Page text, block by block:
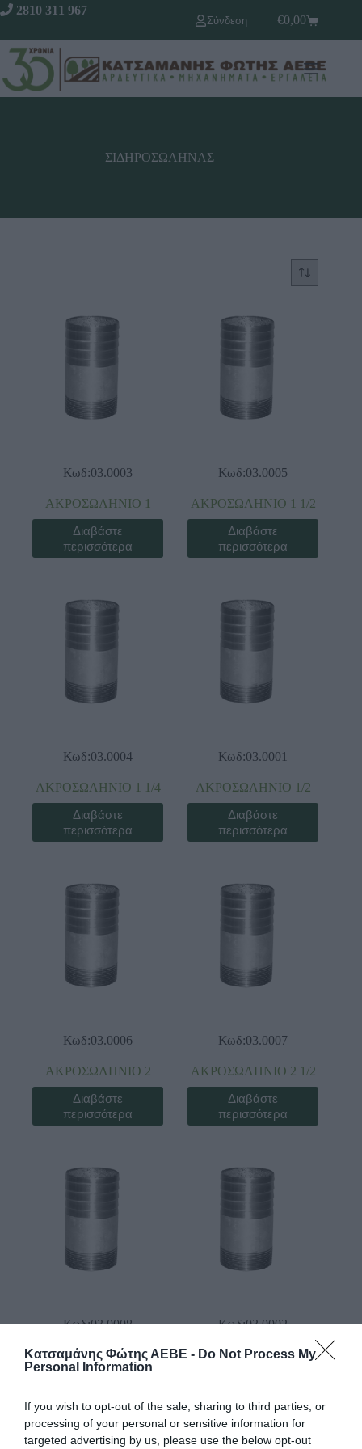
Κατσαμάνης Φώτης ΑΕΒΕ - Do Not Process My
Personal Information
If you wish to opt-out of the sale, sharing to third parties, or
processing of your personal or sensitive information for
targeted advertising by us, please use the below opt-out
2810 311 967
Σύνδεση
€0,00
ΣΙΔΗΡΟΣΩΛΗΝΑΣ
Κωδ:03.0003
ΑΚΡΟΣΩΛΗΝΙΟ 1
Διαβάστε
περισσότερα
Κωδ:03.0005
ΑΚΡΟΣΩΛΗΝΙΟ 1 1/2
Διαβάστε
περισσότερα
Κωδ:03.0004
ΑΚΡΟΣΩΛΗΝΙΟ 1 1/4
Διαβάστε
περισσότερα
Κωδ:03.0001
ΑΚΡΟΣΩΛΗΝΙΟ 1/2
Διαβάστε
περισσότερα
Κωδ:03.0006
ΑΚΡΟΣΩΛΗΝΙΟ 2
Διαβάστε
περισσότερα
Κωδ:03.0007
ΑΚΡΟΣΩΛΗΝΙΟ 2 1/2
Διαβάστε
περισσότερα
Κωδ:03.0008
ΑΚΡΟΣΩΛΗΝΙΟ 3
Κωδ:03.0002
ΑΚΡΟΣΩΛΗΝΙΟ 3/4